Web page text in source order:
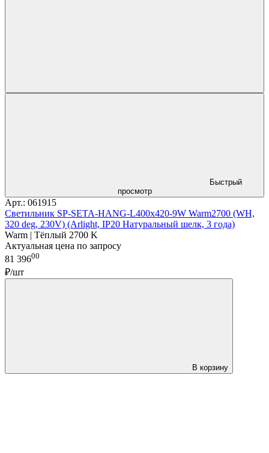
Быстрый
просмотр
Арт.: 061915
Светильник SP-SETA-HANG-L400х420-9W Warm2700 (WH,
320 deg, 230V) (Arlight, IP20 Натуральный шелк, 3 года)
Warm | Тёплый 2700 K
Актуальная цена по запросу
81 39600
₽/шт
В корзину